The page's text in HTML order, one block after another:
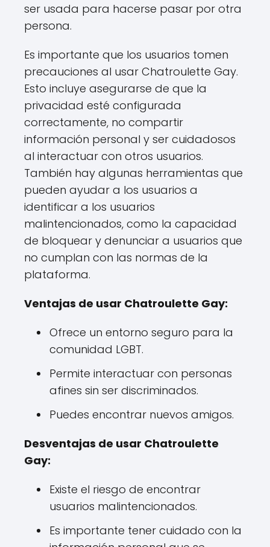
ser usada para hacerse pasar por otra
persona.
Es importante que los usuarios tomen
precauciones al usar Chatroulette Gay.
Esto incluye asegurarse de que la
privacidad esté configurada
correctamente, no compartir
información personal y ser cuidadosos
al interactuar con otros usuarios.
También hay algunas herramientas que
pueden ayudar a los usuarios a
identificar a los usuarios
malintencionados, como la capacidad
de bloquear y denunciar a usuarios que
no cumplan con las normas de la
plataforma.
Ventajas de usar Chatroulette Gay:
Ofrece un entorno seguro para la
comunidad LGBT.
Permite interactuar con personas
afines sin ser discriminados.
Puedes encontrar nuevos amigos.
Desventajas de usar Chatroulette
Gay:
Existe el riesgo de encontrar
usuarios malintencionados.
Es importante tener cuidado con la